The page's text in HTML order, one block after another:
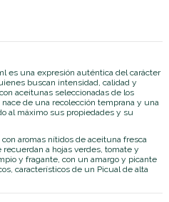
es una expresión auténtica del carácter
buscan intensidad, calidad y
aceitunas seleccionadas de los
de una recolección temprana y una
al máximo sus propiedades y su
aromas nítidos de aceituna fresca
a hojas verdes, tomate y
y fragante, con un amargo y picante
característicos de un Picual de alta